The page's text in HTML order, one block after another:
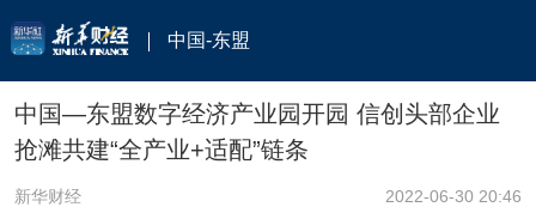
中国-东盟
中国—东盟数字经济产业园开园 信创头部企业
抢滩共建“全产业+适配”链条
新华财经 2022-06-30 20:46